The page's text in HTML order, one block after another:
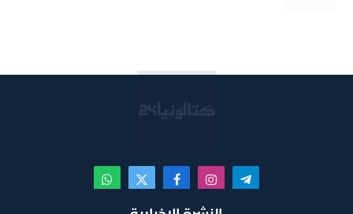
تيلقرام الانستغرامفيسبوكX
(Twitter)
واتساب